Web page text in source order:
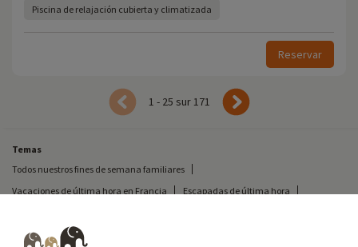
Piscina de relajación cubierta y climatizada
Reservar
1 - 25 sur 171
Temas
Todos nuestros fines de semana familiares
Vacaciones de última hora en Francia
Escapadas de última hora
Vacaciones en camping en Francia